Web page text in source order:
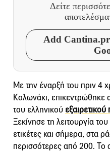
Δείτε
Add
Με την έναρξή του πριν 4
Κολωνάκι, επικεντρώθηκε
του ελληνικού
Ξεκίνησε τη λειτουργία
ετικέτες και σήμερα, στα
περισσότερες από 200. Το